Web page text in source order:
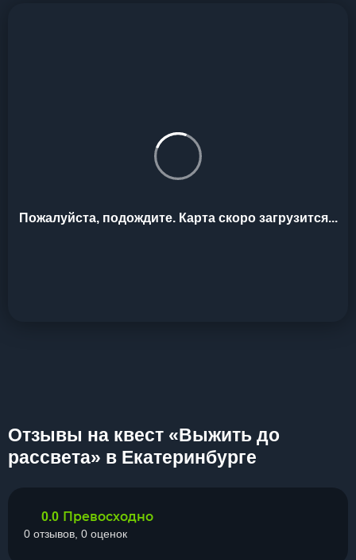
Пожалуйста, подождите. Карта скоро загрузится...
Отзывы на квест «Выжить до
рассвета» в Екатеринбурге
0.0 Превосходно
0 отзывов, 0 оценок